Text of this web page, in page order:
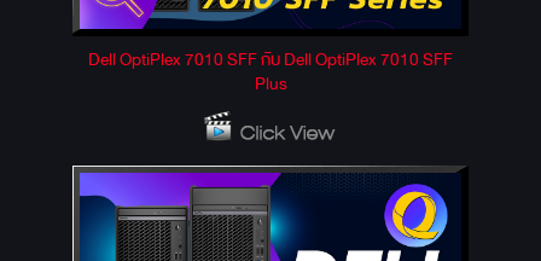
Dell OptiPlex 7010 SFF กับ Dell OptiPlex 7010 SFF
Plus